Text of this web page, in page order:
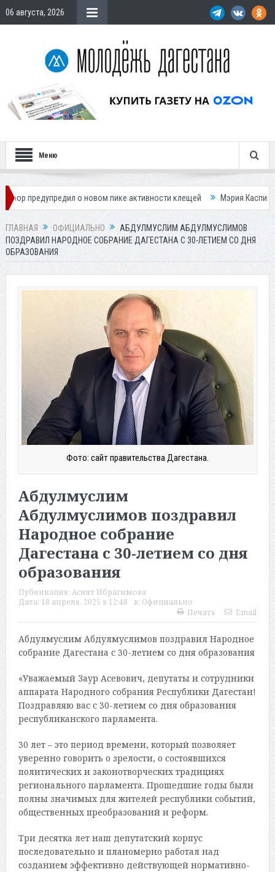
06 августа, 2026
Меню
о новом пике активности клещей Мэрия Каспийска назвала
ГЛАВНАЯ ОФИЦИАЛЬНО
АБДУЛМУСЛИМ АБДУЛМУСЛИМОВ
ПОЗДРАВИЛ НАРОДНОЕ СОБРАНИЕ ДАГЕСТАНА С 30-ЛЕТИЕМ СО ДНЯ
ОБРАЗОВАНИЯ
Фото: сайт правительства Дагестана.
Абдулмуслим
Абдулмуслимов поздравил
Народное собрание
Дагестана с 30-летием со дня
образования
Публикация: Асият Ибрагимова
Дата: 18 апреля, 2025 в 12:48 в: Официально
Печать
Email
Абдулмуслим Абдулмуслимов поздравил Народное
собрание Дагестана с 30-летием со дня образования
«Уважаемый Заур Асевович, депутаты и сотрудники
аппарата Народного собрания Республики Дагестан!
Поздравляю вас с 30-летием со дня образования
республиканского парламента.
30 лет – это период времени, который позволяет
уверенно говорить о зрелости, о состоявшихся
политических и законотворческих традициях
регионального парламента. Прошедшие годы были
полны значимых для жителей республики событий,
общественных преобразований и реформ.
Три десятка лет наш депутатский корпус
последовательно и планомерно работал над
созданием эффективно действующей нормативно-